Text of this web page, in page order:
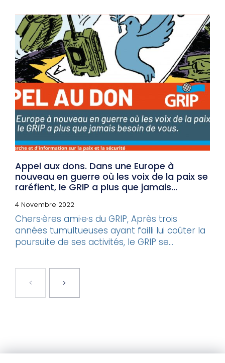
Appel aux dons. Dans une Europe à
nouveau en guerre où les voix de la paix se
raréfient, le GRIP a plus que jamais...
4 Novembre 2022
Chers·ères ami·e·s du GRIP, Après trois
années tumultueuses ayant failli lui coûter la
poursuite de ses activités, le GRIP se...